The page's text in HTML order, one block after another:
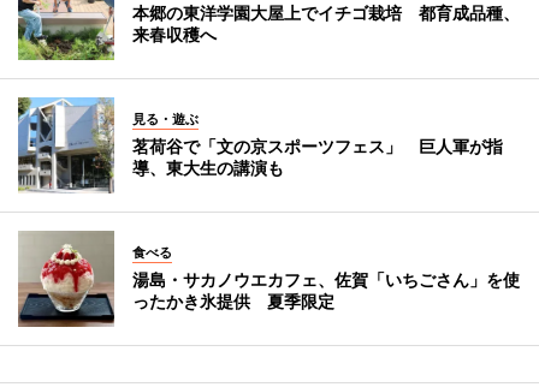
本郷の東洋学園大屋上でイチゴ栽培 都育成品種、
来春収穫へ
見る・遊ぶ
茗荷谷で「文の京スポーツフェス」 巨人軍が指
導、東大生の講演も
食べる
湯島・サカノウエカフェ、佐賀「いちごさん」を使
ったかき氷提供 夏季限定